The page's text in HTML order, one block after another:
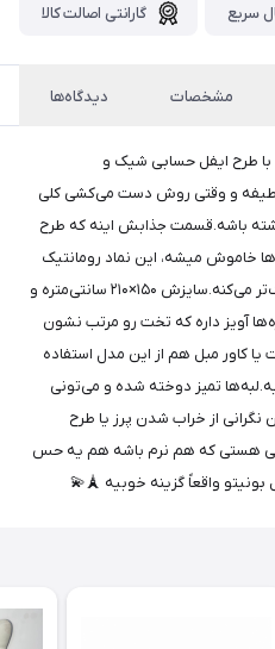
سریع گارانتی اصالت کالا
مشخصات دیدگاه‌ها
با طرح ایفل حسابی شیک و
و وقتی روش دست می‌کشی کلی
باشه.قسمت جذابش اینه که طرح
خاموش میشه، این نماد رومانتیک
نور ملایمی داره و فضای اتاقت رو قشنگ‌تر می‌کنه.سایزش ۱۵۰×۲۱۰ سانتی‌متره و
آویز داره که تخت رو مرتب نشون
یا کاور مبل هم از این مدل استفاده
تمیز دوخته شده و می‌تونی
از خراب شدن پرز یا طرح
هستی که هم نرم باشه هم یه حس
واقعاً گزینه خوبیه 🗼💫